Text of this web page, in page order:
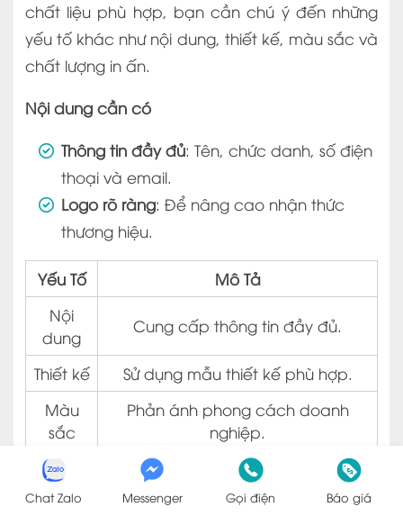
chất liệu phù hợp, bạn cần chú ý đến những
yếu tố khác như nội dung, thiết kế, màu sắc và
chất lượng in ấn.
Nội dung cần có
Thông tin đầy đủ: Tên, chức danh, số điện
thoại và email.
Logo rõ ràng: Để nâng cao nhận thức
thương hiệu.
Yếu Tố
Mô Tả
Nội
dung
Cung cấp thông tin đầy đủ.
Thiết kế
Sử dụng mẫu thiết kế phù hợp.
Màu
sắc
Phản ánh phong cách doanh
nghiệp.
1. Nội Dung
Chat Zalo Messenger Gọi điện Báo giá